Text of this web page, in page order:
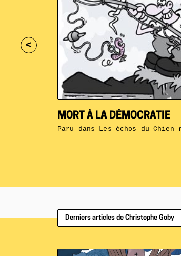
<
MORT À LA DÉMOCRATIE
Paru dans Les échos du Chien
Derniers articles de Christophe Goby